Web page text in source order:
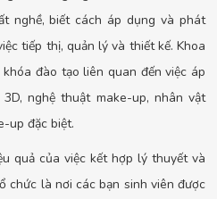
nghề, biết cách áp dụng và phát
tiếp thị, quản lý và thiết kế. Khoa
đào tạo liên quan đến việc áp
nghệ thuật make-up, nhân vật
up đặc biệt.
quả của việc kết hợp lý thuyết và
chức là nơi các bạn sinh viên được